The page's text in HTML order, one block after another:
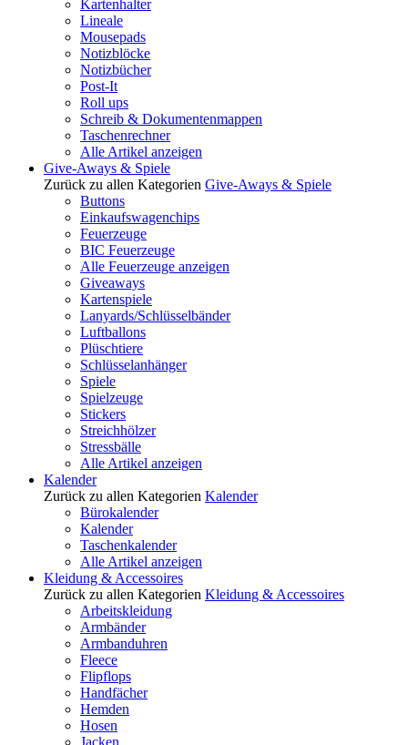
Kartenhalter
Lineale
Mousepads
Notizblöcke
Notizbücher
Post-It
Roll ups
Schreib & Dokumentenmappen
Taschenrechner
Alle Artikel anzeigen
Give-Aways & Spiele
Zurück zu allen Kategorien Give-Aways & Spiele
Buttons
Einkaufswagenchips
Feuerzeuge
BIC Feuerzeuge
Alle Feuerzeuge anzeigen
Giveaways
Kartenspiele
Lanyards/Schlüsselbänder
Luftballons
Plüschtiere
Schlüsselanhänger
Spiele
Spielzeuge
Stickers
Streichhölzer
Stressbälle
Alle Artikel anzeigen
Kalender
Zurück zu allen Kategorien Kalender
Bürokalender
Kalender
Taschenkalender
Alle Artikel anzeigen
Kleidung & Accessoires
Zurück zu allen Kategorien Kleidung & Accessoires
Arbeitskleidung
Armbänder
Armbanduhren
Fleece
Flipflops
Handfächer
Hemden
Hosen
Jacken